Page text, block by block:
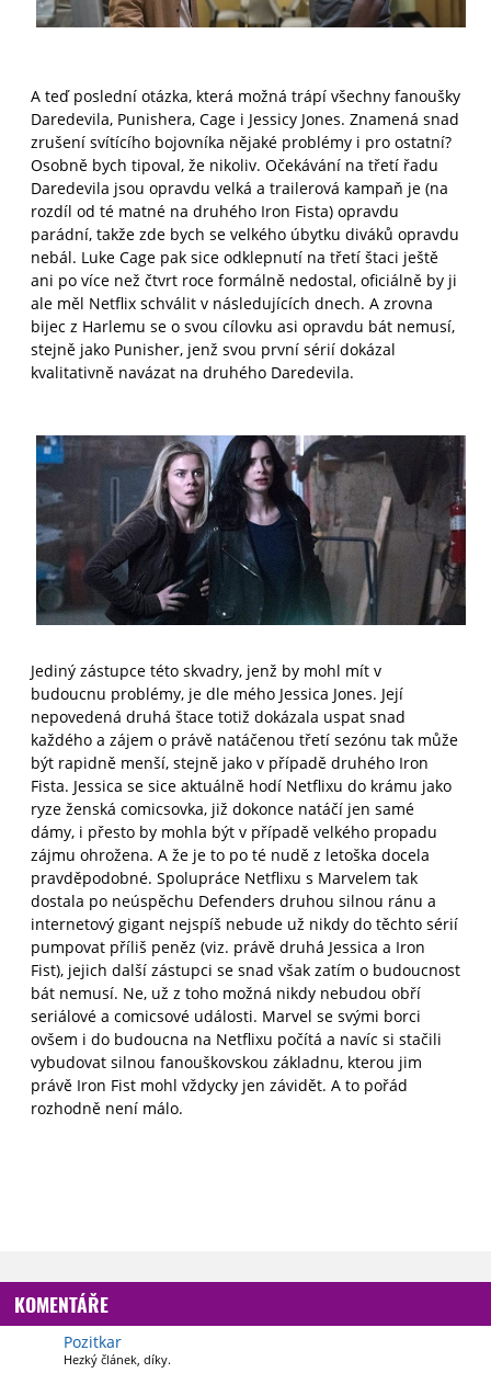
A teď poslední otázka, která možná trápí všechny fanoušky
Daredevila, Punishera, Cage i Jessicy Jones. Znamená snad
zrušení svítícího bojovníka nějaké problémy i pro ostatní?
Osobně bych tipoval, že nikoliv. Očekávání na třetí řadu
Daredevila jsou opravdu velká a trailerová kampaň je (na
rozdíl od té matné na druhého Iron Fista) opravdu
parádní, takže zde bych se velkého úbytku diváků opravdu
nebál. Luke Cage pak sice odklepnutí na třetí štaci ještě
ani po více než čtvrt roce formálně nedostal, oficiálně by ji
ale měl Netflix schválit v následujících dnech. A zrovna
bijec z Harlemu se o svou cílovku asi opravdu bát nemusí,
stejně jako Punisher, jenž svou první sérií dokázal
kvalitativně navázat na druhého Daredevila.
Jediný zástupce této skvadry, jenž by mohl mít v
budoucnu problémy, je dle mého Jessica Jones. Její
nepovedená druhá štace totiž dokázala uspat snad
každého a zájem o právě natáčenou třetí sezónu tak může
být rapidně menší, stejně jako v případě druhého Iron
Fista. Jessica se sice aktuálně hodí Netflixu do krámu jako
ryze ženská comicsovka, již dokonce natáčí jen samé
dámy, i přesto by mohla být v případě velkého propadu
zájmu ohrožena. A že je to po té nudě z letoška docela
pravděpodobné. Spolupráce Netflixu s Marvelem tak
dostala po neúspěchu Defenders druhou silnou ránu a
internetový gigant nejspíš nebude už nikdy do těchto sérií
pumpovat příliš peněz (viz. právě druhá Jessica a Iron
Fist), jejich další zástupci se snad však zatím o budoucnost
bát nemusí. Ne, už z toho možná nikdy nebudou obří
seriálové a comicsové události. Marvel se svými borci
ovšem i do budoucna na Netflixu počítá a navíc si stačili
vybudovat silnou fanouškovskou základnu, kterou jim
právě Iron Fist mohl vždycky jen závidět. A to pořád
rozhodně není málo.
KOMENTÁŘE
Pozitkar
Hezký článek, díky.